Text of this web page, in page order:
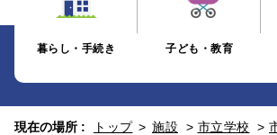
暮らし・手続き 子ども・教育
現在の場所 : トップ > 施設 > 市立学校 >